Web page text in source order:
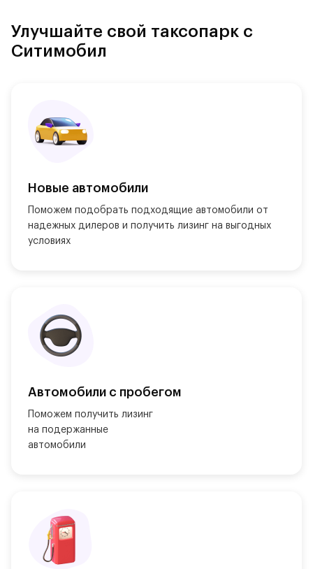
Улучшайте свой таксопарк с
Ситимобил
Новые автомобили
Поможем подобрать подходящие автомобили от
надежных дилеров и получить лизинг на выгодных
условиях
Автомобили с пробегом
Поможем получить лизинг
на подержанные
автомобили